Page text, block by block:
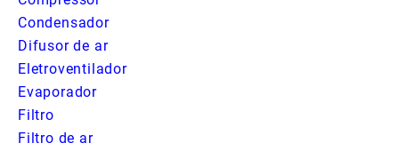
Condensador
Difusor de ar
Eletroventilador
Evaporador
Filtro
Filtro de ar